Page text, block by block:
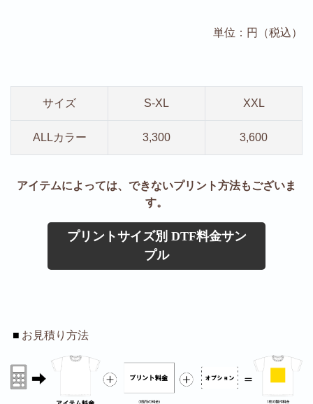
単位：円（税込）
サイズ S-XL XXL
ALLカラー 3,300 3,600
アイテムによっては、できないプリント方法もございま
す。
プリントサイズ別 DTF料金サン
プル
■ お見積り方法